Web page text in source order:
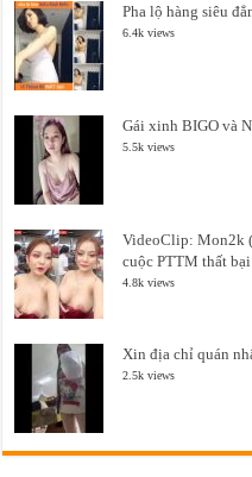
Pha lộ hàng siêu
6.4k views
Gái xinh BIGO và
5.5k views
VideoClip: Mon2k
cuộc PTTM thất bại
4.8k views
Xin địa chỉ quán
2.5k views